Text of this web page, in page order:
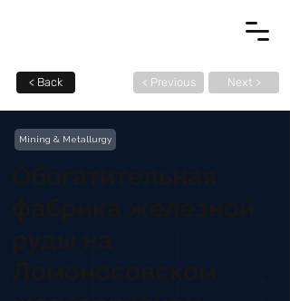
< Back < Previous Next >
Mining & Metallurgy